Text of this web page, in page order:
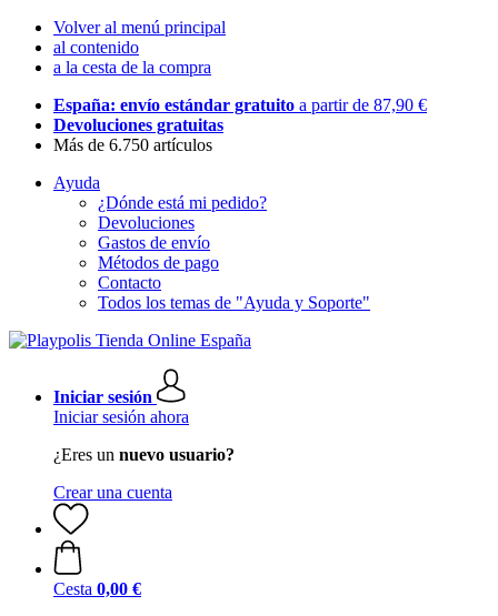
Volver al menú principal
al contenido
a la cesta de la compra
España: envío estándar gratuito a partir de 87,90 €
Devoluciones gratuitas
Más de 6.750 artículos
Ayuda
¿Dónde está mi pedido?
Devoluciones
Gastos de envío
Métodos de pago
Contacto
Todos los temas de "Ayuda y Soporte"
Iniciar sesión
Iniciar sesión ahora
¿Eres un nuevo usuario?
Crear una cuenta
Cesta 0,00 €